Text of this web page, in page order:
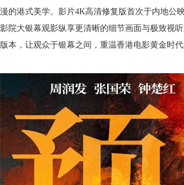
漫的港式美学。 影片4K高清修复 版首次于内地公
影院大银幕观影纵享更清晰的细节画面与极致视
版本，让观众于银幕之间，重温香港电影黄金时代